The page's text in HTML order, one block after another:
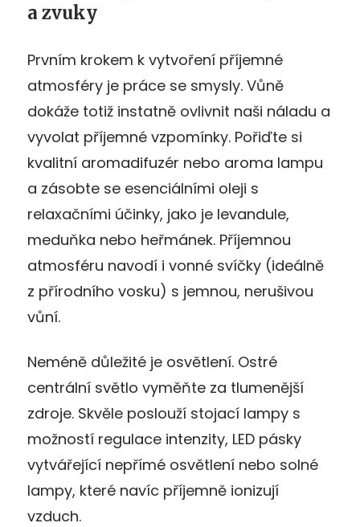
a zvuky
Prvním krokem k vytvoření příjemné
atmosféry je práce se smysly. Vůně
dokáže totiž instatně ovlivnit naši náladu a
vyvolat příjemné vzpomínky. Pořiďte si
kvalitní aromadifuzér nebo aroma lampu
a zásobte se esenciálními oleji s
relaxačními účinky, jako je levandule,
meduňka nebo heřmánek. Příjemnou
atmosféru navodí i vonné svíčky (ideálně
z přírodního vosku) s jemnou, nerušivou
vůní.
Neméně důležité je osvětlení. Ostré
centrální světlo vyměňte za tlumenější
zdroje. Skvěle poslouží stojací lampy s
možností regulace intenzity, LED pásky
vytvářející nepřímé osvětlení nebo solné
lampy, které navíc příjemně ionizují
vzduch.